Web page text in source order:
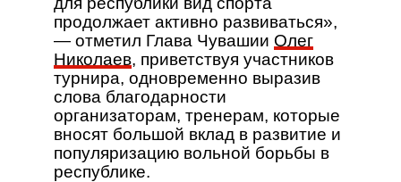
продолжает активно развиваться»,
— отметил Глава Чувашии Олег
Николаев, приветствуя участников
турнира, одновременно выразив
слова благодарности
организаторам, тренерам, которые
вносят большой вклад в развитие и
популяризацию вольной борьбы в
республике.